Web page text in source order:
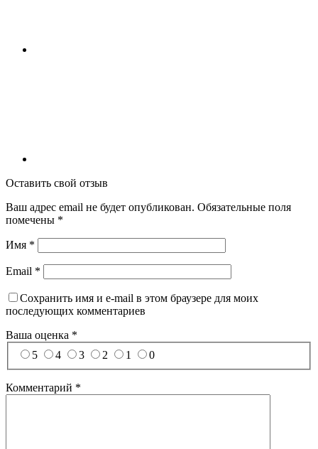
Оставить свой отзыв
Ваш адрес email не будет опубликован. Обязательные поля
помечены *
Имя *
Email *
Сохранить имя и e-mail в этом браузере для моих
последующих комментариев
Ваша оценка *
5
4 3 2 1 0
Комментарий *